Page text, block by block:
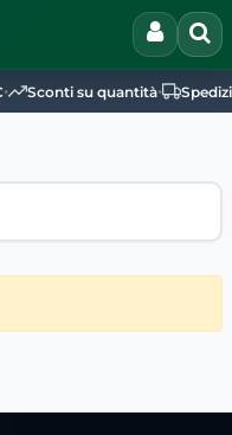
• Sconti su quantità•